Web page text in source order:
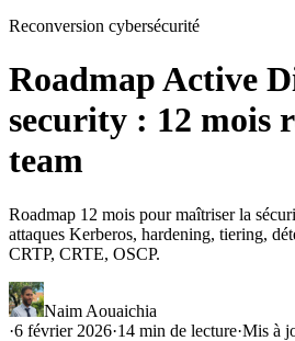
Reconversion cybersécurité
Roadmap Active
security : 12 mois
team
Roadmap 12 mois pour maîtriser la
attaques Kerberos, hardening, tiering,
CRTP, CRTE, OSCP.
Naim Aouaichia
·6 février 2026·14 min de lecture·Mis à